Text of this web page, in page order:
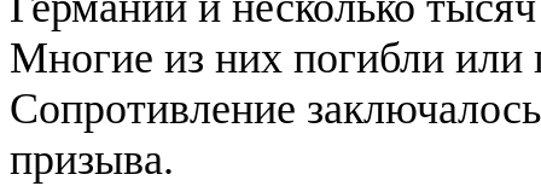
Многие из них погибли или
Сопротивление
призыва.